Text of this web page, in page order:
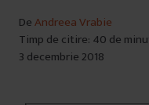
DeAndreea Vrabie
Timp de citire: 40 de
3 decembrie 2018